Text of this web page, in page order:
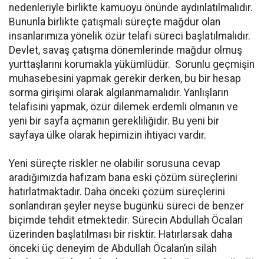
nedenleriyle birlikte kamuoyu önünde aydınlatılmalıdır.
Bununla birlikte çatışmalı süreçte mağdur olan
insanlarımıza yönelik özür telafi süreci başlatılmalıdır.
Devlet, savaş çatışma dönemlerinde mağdur olmuş
yurttaşlarını korumakla yükümlüdür. Sorunlu geçmişin
muhasebesini yapmak gerekir derken, bu bir hesap
sorma girişimi olarak algılanmamalıdır. Yanlışların
telafisini yapmak, özür dilemek erdemli olmanın ve
yeni bir sayfa açmanın gerekliliğidir. Bu yeni bir
sayfaya ülke olarak hepimizin ihtiyacı vardır.
Yeni süreçte riskler ne olabilir sorusuna cevap
aradığımızda hafızam bana eski çözüm süreçlerini
hatırlatmaktadır. Daha önceki çözüm süreçlerini
sonlandıran şeyler neyse bugünkü süreci de benzer
biçimde tehdit etmektedir. Sürecin Abdullah Öcalan
üzerinden başlatılması bir risktir. Hatırlarsak daha
önceki üç deneyim de Abdullah Öcalan’ın silah